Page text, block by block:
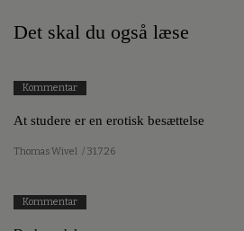
Det skal du også læse
Kommentar
At studere er en erotisk besættelse
Thomas Wivel / 31.7.26
Kommentar